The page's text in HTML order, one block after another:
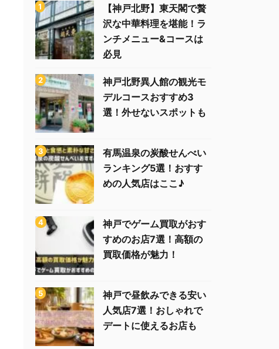
【神戸北野】東天閣で贅
沢な中華料理を堪能！ラ
ンチメニュー&コースは
必見
神戸北野異人館の観光モ
デルコースおすすめ3
選！外せないスポットも
有馬温泉の炭酸せんべい
ランキング5選！おすす
めの人気店はここ♪
神戸でゲーム買取がおす
すめのお店7選！高額の
買取価格が魅力！
神戸で昼飲みできる安い
人気店7選！おしゃれで
デートに使えるお店も